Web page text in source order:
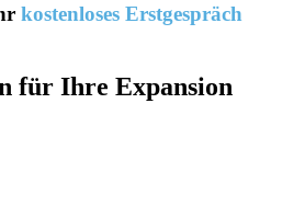
kostenloses Erstgespräch
für Ihre Expansion